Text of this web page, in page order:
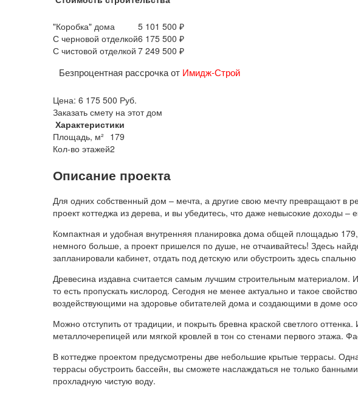
"Коробка" дома
5 101 500 ₽
С черновой отделкой6 175 500 ₽
С чистовой отделкой 7 249 500 ₽
Безпроцентная рассрочка от Имидж-Строй
Цена: 6 175 500 Руб.
Заказать смету на этот дом
Характеристики
Площадь, м² 179
Кол-во этажей2
Описание проекта
Для одних собственный дом – мечта, а другие свою мечту превращают в
проект коттеджа из дерева, и вы убедитесь, что даже невысокие доходы –
Компактная и удобная внутренняя планировка дома общей площадью
немного больше, а проект пришелся по душе, не отчаивайтесь! Здесь
запланировали кабинет, отдать под детскую или обустроить здесь
Древесина издавна считается самым лучшим строительным материалом.
то есть пропускать кислород. Сегодня не менее актуально и такое
воздействующими на здоровье обитателей дома и создающими в доме
Можно отступить от традиции, и покрыть бревна краской светлого
металлочерепицей или мягкой кровлей в тон со стенами первого этажа.
В коттедже проектом предусмотрены две небольшие крытые террасы.
террасы обустроить бассейн, вы сможете наслаждаться не только
прохладную чистую воду.